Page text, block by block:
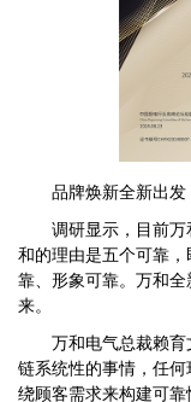
品牌焕新全新出发
调研显示，目前万
和的理由是五个可靠
靠、形象可靠。万和
来。
万和电气总裁赖育文
链系统性的事情，任
绕顾客需求来构建可